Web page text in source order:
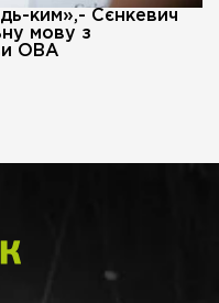
ким»,- Сєнкевич
мову з
ОВА